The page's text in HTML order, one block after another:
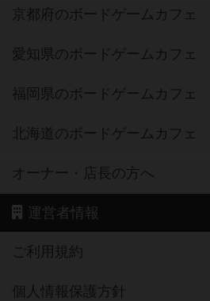
京都府のボードゲームカフェ
愛知県のボードゲームカフェ
福岡県のボードゲームカフェ
北海道のボードゲームカフェ
オーナー・店長の方へ
運営者情報
ご利用規約
個人情報保護方針